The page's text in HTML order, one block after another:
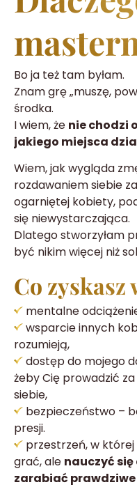
Bo ja też tam byłam.
Znam grę „muszę,
środka.
I wiem, że nie chodzi
jakiego miejsca
Wiem, jak wygląda
rozdawaniem siebie
ogarniętej kobiety,
się niewystarczająca.
Dlatego stworzyłam
być nikim więcej niż
Co zyskasz
mentalne
wsparcie innych
rozumieją,
dostęp do mojego
żeby Cię prowadzić
siebie,
bezpieczeństwo –
presji.
przestrzeń, w
grać, ale nauczyć się
zarabiać